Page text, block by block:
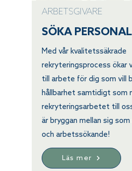
ARBETSGIVARE
SÖKA PERSONAL
Med vår kvalitetssäkrade
rekryteringsprocess ökar
till arbete för dig som vill
hållbarhet samtidigt som
rekryteringsarbetet till
är bryggan mellan sig
och arbetssökande!
Läs mer